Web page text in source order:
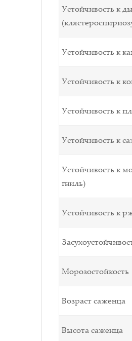
Устойчивость к
Устойчивость к
Устойчивость к
Устойчивость к
Устойчивость к
Устойчивость к
гниль)
Устойчивость к
Морозостойкость
Возраст саженца
Высота саженца